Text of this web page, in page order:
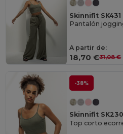
Skinnifit SK431
Pantalón
A partir de:
18,70 €31,08 €
-38%
Skinnifit SK230
Top corto